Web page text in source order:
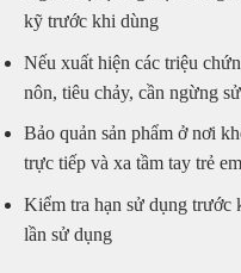
kỹ trước khi dùng
Nếu xuất hiện các triệu
nôn, tiêu chảy, cần ngừng
Bảo quản sản phẩm ở nơi
trực tiếp và xa tầm tay trẻ em
Kiểm tra hạn sử dụng trước
lần sử dụng